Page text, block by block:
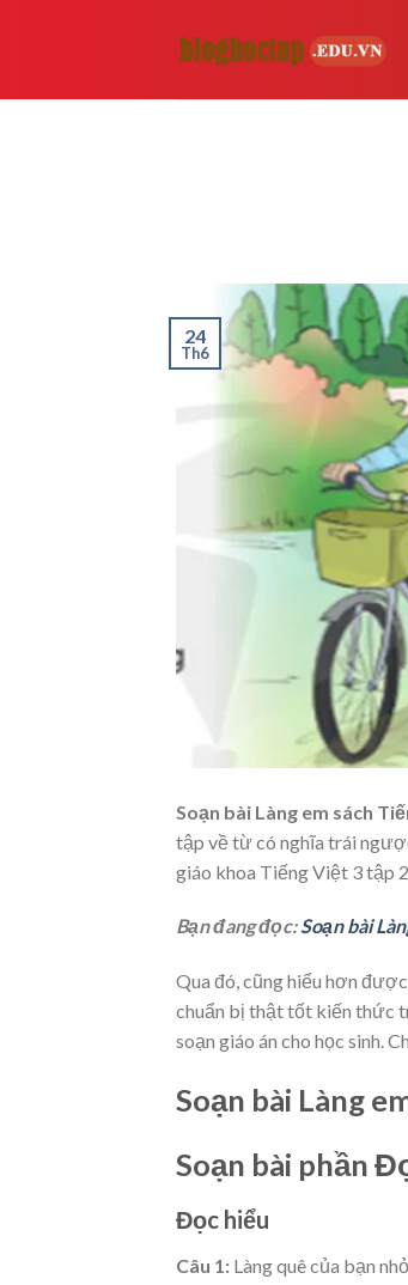
24
Th6
Soạn bài Làng em sách
tập về từ có nghĩa trái
giáo khoa Tiếng Việt 3 tập 2.
Bạn đang đọc:Soạn bài
Qua đó, cũng hiểu hơn
chuẩn bị thật tốt kiến thức
soạn giáo án cho học sinh.
Soạn bài Làng
Soạn bài phần
Đọc hiểu
Câu 1: Làng quê của bạn